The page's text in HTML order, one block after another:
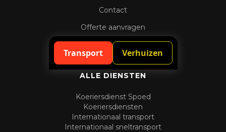
Contact
Offerte aanvragen
Spoedaanvraag
ALLE DIENSTEN
Koeriersdienst Spoed
Koeriersdiensten
Internationaal transport
Internationaal sneltransport
Transport Verhuizen